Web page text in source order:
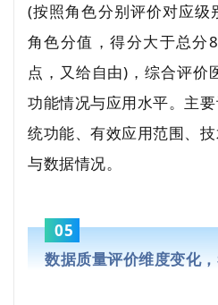
(按照角色分别评价对应级
角色分值，得分大于总分
点，又给自由)，综合评价
功能情况与应用水平。主
统功能、有效应用范围、
与数据情况。
05
数据质量评价维度变化